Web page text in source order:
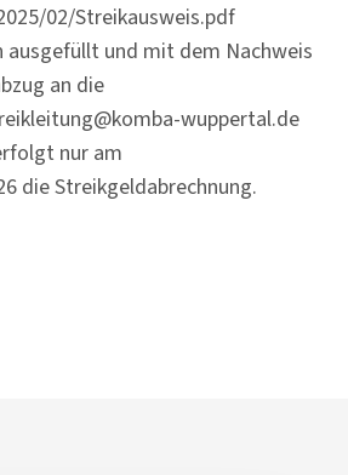
02/Streikausweis.pdf
ausgefüllt und mit dem Nachweis
an die
wuppertal.de
nur am
die Streikgeldabrechnung.